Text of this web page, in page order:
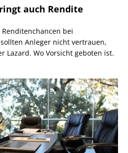
auch Rendite
bei
Anleger nicht vertrauen,
Lazard. Wo Vorsicht geboten ist.